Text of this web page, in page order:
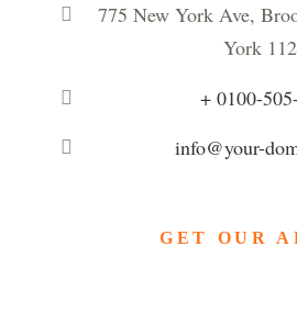
775 New York Ave,
York
+ 0100-
info@your-
GET OUR